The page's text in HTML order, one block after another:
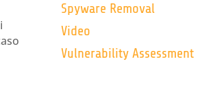
Spyware Removal
Video
Vulnerability Assessment